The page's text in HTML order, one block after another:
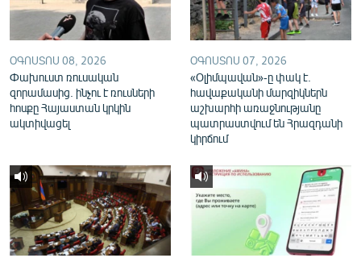
Русский
ՀԵՏԵՎԵՔ ՄԵԶ
«Ազատության» բոլոր կայքերը
ՕԳՈՍՏՈՍ 08, 2026
Փախուստ ռուսական
զորամասից. ինչու է ռուսների
հոսքը Հայաստան կրկին
ակտիվացել
ՕԳՈՍՏՈՍ 07, 2026
«Օլիմպավան»-ը փակ է.
հավաքականի մարզիկներն
աշխարհի առաջնությանը
պատրաստվում են Հրազդանի
կիրճում